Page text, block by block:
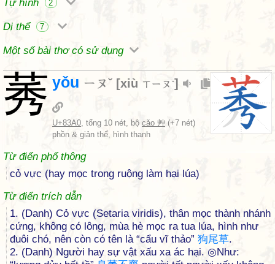
Tự hình
2
Dị thể 7
Một số bài thơ có sử dụng
莠 yǒu ㄧㄡˇ [xiù ㄒㄧㄡˋ]
U+83A0, tổng 10 nét, bộ cǎo 艸 (+7 nét)
phồn & giản thể, hình thanh
Từ điển phổ thông
cỏ vực (hay mọc trong ruộng làm hại lúa)
Từ điển trích dẫn
1. (Danh) Cỏ vực (Setaria viridis), thân mọc thành nhánh
cứng, không có lông, mùa hè mọc ra tua lúa, hình như
đuôi chó, nên còn có tên là “cẩu vĩ thảo” 狗尾草.
2. (Danh) Người hay sự vật xấu xa ác hại. ◎Như: